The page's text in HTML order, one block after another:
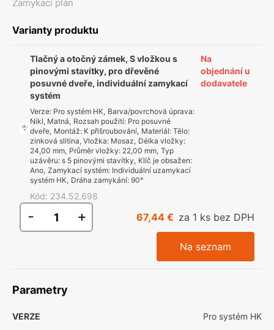
Zamykací plán
Varianty produktu
Tlačný a otočný zámek, S vložkou s
pinovými stavítky, pro dřevěné
posuvné dveře, individuální zamykací
systém
Verze: Pro systém HK, Barva/povrchová úprava:
Nikl, Matná, Rozsah použití: Pro posuvné
dveře, Montáž: K přišroubování, Materiál: Tělo:
zinková slitina, Vložka: Mosaz, Délka vložky:
24,00 mm, Průměr vložky: 22,00 mm, Typ
uzávěru: s 5 pinovými stavítky, Klíč je obsažen:
Ano, Zamykací systém: Individuální uzamykací
systém HK, Dráha zamykání: 90°
Kód: 234.52.698
Na
objednání u
dodavatele
- + 67,44 € za 1 ks bez DPH
Na seznam
Parametry
VERZE
Pro systém HK